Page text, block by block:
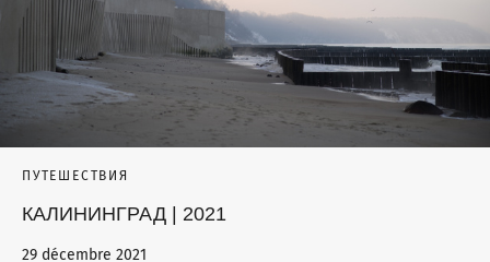
ПУТЕШЕСТВИЯ
КАЛИНИНГРАД | 2021
29 décembre 2021